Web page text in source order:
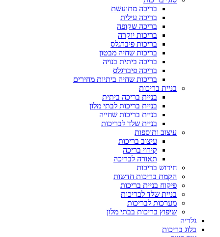
בריכה מתועשת
בריכה עילית
בריכה שקופה
בריכות יוקרה
בריכות פיברגלס
בריכות שחיה מבטון
בריכה ביתית בנויה
בריכה פיברגלס
בריכות שחיה ביתיות מחירים
בניית בריכות
בניית בריכה ביתית
בניית בריכות לבתי מלון
בניית בריכות שחייה
בניית שלד לבריכות
עיצוב ותוספות
עיצוב בריכות
קירוי בריכה
תאורה לבריכה
חידוש בריכות
הקמת בריכות חדשות
פיקוח בניית בריכות
בניית שלד לבריכות
מערכות לבריכות
שיפוץ בריכות בבתי מלון
גלריה
בלוג בריכות